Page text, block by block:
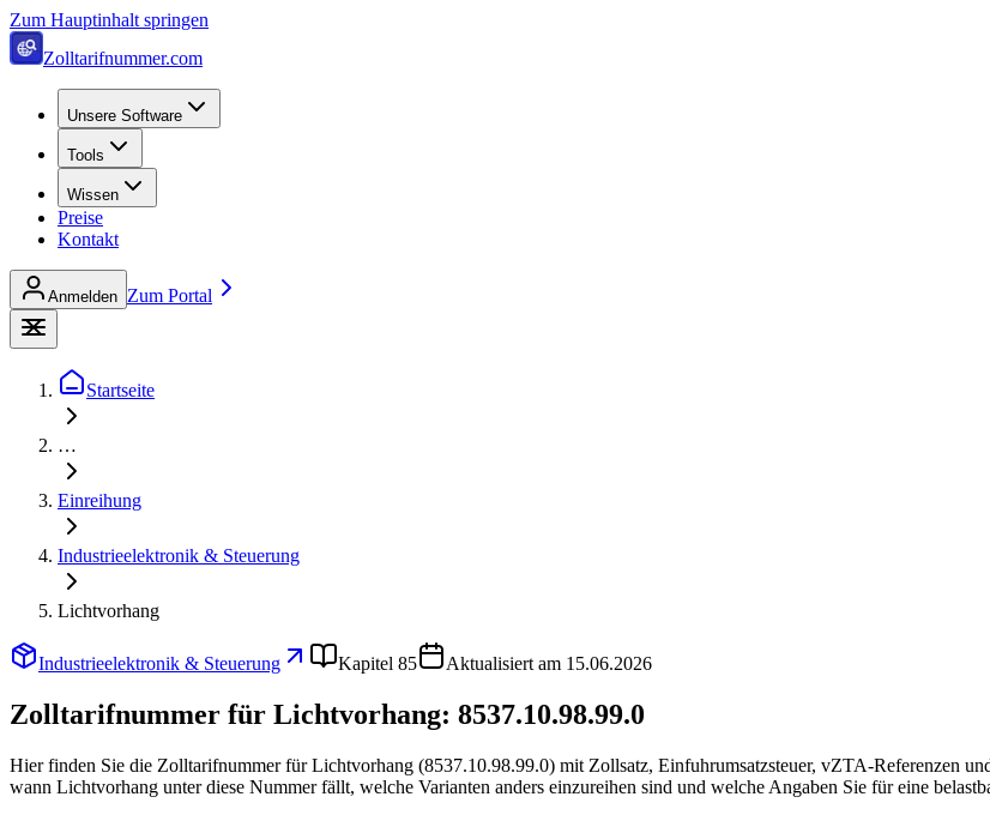
Zum Hauptinhalt springen
Zolltarifnummer.com
Unsere Software
Tools
Wissen
Preise
Kontakt
Anmelden Zum Portal
Startseite
…
Einreihung
Industrieelektronik & Steuerung
Lichtvorhang
Industrieelektronik & Steuerung Kapitel 85 Aktualisiert am 15.06.2026
Zolltarifnummer für Lichtvorhang: 8537.10.98.99.0
Hier finden Sie die Zolltarifnummer für Lichtvorhang (8537.10.98.99.0) mit Zollsatz, Einfuhrumsatzsteuer, vZTA-Referenzen
wann Lichtvorhang unter diese Nummer fällt, welche Varianten anders einzureihen sind und welche Angaben Sie für eine